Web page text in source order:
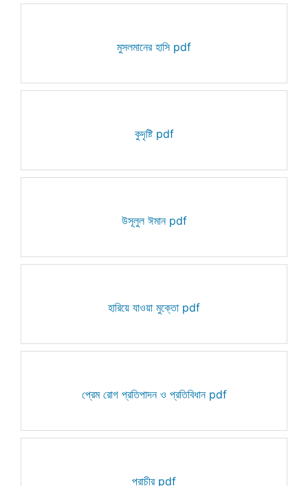
মুসলমানের হাসি pdf
কুদৃষ্টি pdf
উসূলুল ঈমান pdf
হারিয়ে যাওয়া মুক্তো pdf
প্রেম রোগ প্রতিপাদন ও প্রতিবিধান pdf
প্রাচীর pdf